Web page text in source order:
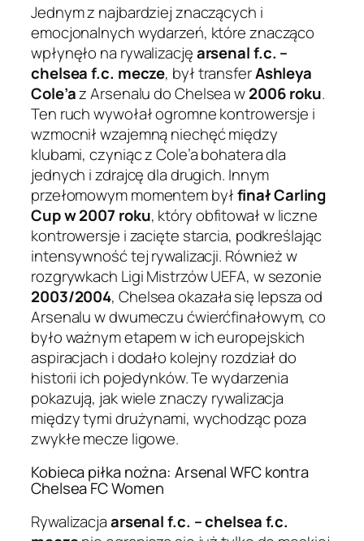
Jednym z najbardziej znaczących i
emocjonalnych wydarzeń, które znacząco
wpłynęło na rywalizacjęarsenal f.c. –
chelsea f.c. mecze, był transferAshleya
Cole’az Arsenalu do Chelsea w2006 roku.
Ten ruch wywołał ogromne kontrowersje i
wzmocnił wzajemną niechęć między
klubami, czyniąc z Cole’a bohatera dla
jednych i zdrajcę dla drugich. Innym
przełomowym momentem byłfinał Carling
Cup w 2007 roku, który obfitował w liczne
kontrowersje i zacięte starcia, podkreślając
intensywność tej rywalizacji. Również w
rozgrywkach Ligi Mistrzów UEFA, w sezonie
2003/2004, Chelsea okazała się lepsza od
Arsenalu w dwumeczu ćwierćfinałowym, co
było ważnym etapem w ich europejskich
aspiracjach i dodało kolejny rozdział do
historii ich pojedynków. Te wydarzenia
pokazują, jak wiele znaczy rywalizacja
między tymi drużynami, wychodząc poza
zwykłe mecze ligowe.
Kobieca piłka nożna: Arsenal WFC kontra
Chelsea FC Women
Rywalizacjaarsenal f.c. – chelsea f.c.